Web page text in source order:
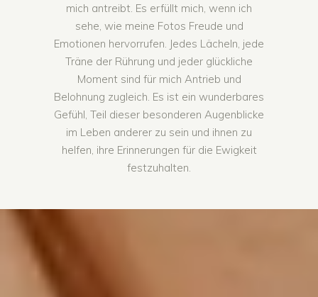
mich antreibt. Es erfüllt mich, wenn ich
sehe, wie meine Fotos Freude und
Emotionen hervorrufen. Jedes Lächeln, jede
Träne der Rührung und jeder glückliche
Moment sind für mich Antrieb und
Belohnung zugleich. Es ist ein wunderbares
Gefühl, Teil dieser besonderen Augenblicke
im Leben anderer zu sein und ihnen zu
helfen, ihre Erinnerungen für die Ewigkeit
festzuhalten.